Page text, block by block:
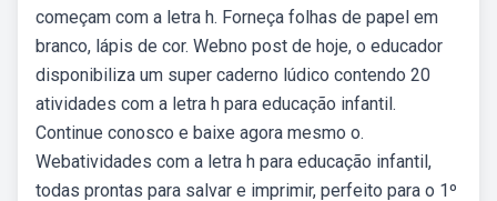
começam com a letra h. Forneça folhas de papel em
branco, lápis de cor. Webno post de hoje, o educador
disponibiliza um super caderno lúdico contendo 20
atividades com a letra h para educação infantil.
Continue conosco e baixe agora mesmo o.
Webatividades com a letra h para educação infantil,
todas prontas para salvar e imprimir, perfeito para o 1º